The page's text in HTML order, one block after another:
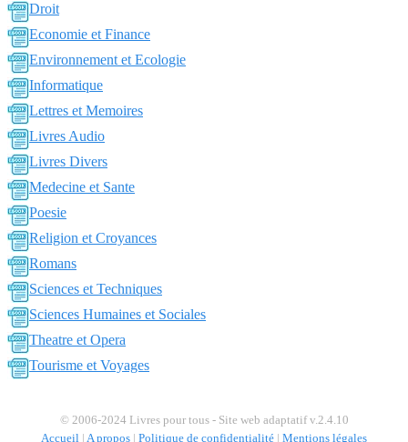
Droit
Economie et Finance
Environnement et Ecologie
Informatique
Lettres et Memoires
Livres Audio
Livres Divers
Medecine et Sante
Poesie
Religion et Croyances
Romans
Sciences et Techniques
Sciences Humaines et Sociales
Theatre et Opera
Tourisme et Voyages
© 2006-2024 Livres pour tous - Site web adaptatif v.2.4.10
Accueil A propos Politique de confidentialité Mentions légales